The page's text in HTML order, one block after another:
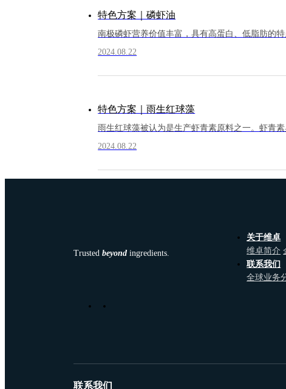
特色方案｜磷虾油
南极磷虾营养价值丰富，具有高蛋白、低脂肪的
2024.08.22
特色方案｜雨生红球藻
雨生红球藻被认为是生产虾青素原料之一。虾青
2024.08.22
Trustedbeyond ingredients.
关于维卓
维卓简介
联系我们
全球业务
联系我们